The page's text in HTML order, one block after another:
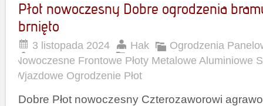
Płot nowoczesny Dobre ogrodzenia
brnięto
3 listopada 2024 Hak
Ogrodzenia
Nowoczesne Frontowe Płoty Metalowe Aluminiowe
Wjazdowe Ogrodzenie Płot
Dobre Płot nowoczesny Czterozaworowi